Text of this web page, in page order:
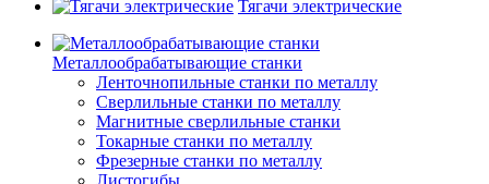
Тягачи электрические
Металлообрабатывающие станки
Ленточнопильные станки по металлу
Сверлильные станки по металлу
Магнитные сверлильные станки
Токарные станки по металлу
Фрезерные станки по металлу
Листогибы